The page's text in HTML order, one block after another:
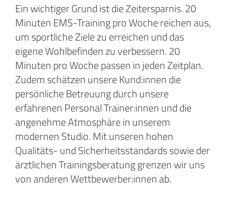
Ein wichtiger Grund ist die Zeitersparnis. 20
Minuten EMS-Training pro Woche reichen aus,
um sportliche Ziele zu erreichen und das
eigene Wohlbefinden zu verbessern. 20
Minuten pro Woche passen in jeden Zeitplan.
Zudem schätzen unsere Kund:innen die
persönliche Betreuung durch unsere
erfahrenen Personal Trainer:innen und die
angenehme Atmosphäre in unserem
modernen Studio. Mit unseren hohen
Qualitäts- und Sicherheitsstandards sowie der
ärztlichen Trainingsberatung grenzen wir uns
von anderen Wettbewerber:innen ab.